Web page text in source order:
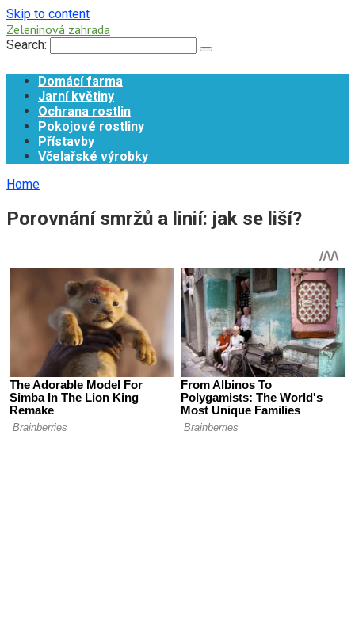
Skip to content
Zeleninová zahrada
Search:
Domácí farma
Jarní květiny
Ochrana rostlin
Pokojové rostliny
Přístavby
Včelařské výrobky
Home
Porovnání smržů a linií: jak se liší?